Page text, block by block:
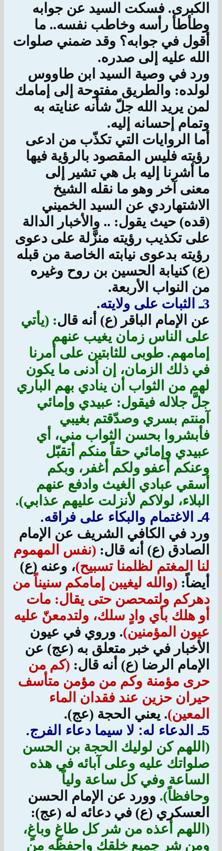
الكبرى. فسكت السيد عن جوابه
وطأطأ رأسه وخاطب نفسه.. ما
أقول في جوابه؟ وقد ضمني صلوات
الله عليه إلى صدره.
ورد في وصية السيد ابن طاووس
لولده: والطريق مفتوحة إلى إمامك
لمن يريد الله جلّ شأنه عنايته به
وتمام إحسانه إليه.
أما الروايات التي تكذّب من ادعى
رؤيته فليس المقصود بالرؤية فيها
ما أشرنا إليه بل هي تشير إلى
معنى آخر وهو ما نقله الشيخ
الاشتهاردي عن السيد الخميني
(قده) حيث يقول: .. والأخبار الدالة
على تكذيب رؤيته منزَّلة على دعوى
رؤيته بدعوى نيابته الخاصة من قبله
(ع) كنيابة الحسين بن روح وغيره
من النواب الأربعة.
3ـ الثبات على ولايته.
عن الإمام الباقر (ع) أنه قال: (يأتي
على الناس زمان يغيب عنهم
إمامهم. طوبى للثابتين على أمرنا
في ذلك الزمان، إن أدنى ما يكون
لهم من الثواب أن ينادي بهم الباري
جلَّ جلاله فيقول: عبيدي وإمائي
آمنتم بسري وصدّقتم بغيبي
فأبشروا بحسن الثواب مني، أي
عبيدي وإمائي حقاً منكم أتقبّل
وعنكم أعفو ولكم أغفر، وبكم
أسقي عبادي الغيث وادفع عنهم
البلاء، لولاكم لأنزلت عليهم عذابي).
4ـ الاغتمام والبكاء على فراقه.
ورد في الكافي الشريف عن الإمام
الصادق (ع) أنه قال: (نفس المهموم
لنا المغتم لظلمنا تسبيح)، وعنه (ع)
أيضاً: (والله ليغيبن إمامكم سنيناً من
دهركم ولتمحصن حتى يقال: مات
أو هلك بأي وادٍ سلك، ولتدمعنّ عليه
عيون المؤمنين). وروي في عيون
الأخبار في خبر متعلق به (عج) عن
الإمام الرضا (ع) أنه قال: (كم من
حرى مؤمنة وكم من مؤمن متأسف
حيران حزين عند فقدان الماء
المعين). يعني الحجة (عج).
5ـ الدعاء له: لا سيما دعاء الفرج.
(اللهم كن لوليك الحجة بن الحسن
صلواتك عليه وعلى آبائه في هذه
الساعة وفي كل ساعة ولياً
وحافظاً). وورد عن الإمام الحسن
العسكري (ع) في دعائه له (عج):
(اللهم أعذه من شر كل طاغٍ وباغٍ،
ومن شر جميع خلقك واحفظه من